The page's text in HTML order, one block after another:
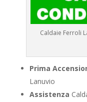
Caldaie Ferroli
Prima
Lanuvio
Assistenza